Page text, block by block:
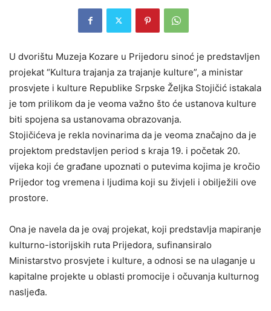
U dvorištu Muzeja Kozare u Prijedoru sinoć je predstavljen
projekat “Kultura trajanja za trajanje kulture”, a ministar
prosvjete i kulture Republike Srpske Željka Stojičić istakala
je tom prilikom da je veoma važno što će ustanova kulture
biti spojena sa ustanovama obrazovanja.
Stojičićeva je rekla novinarima da je veoma značajno da je
projektom predstavljen period s kraja 19. i početak 20.
vijeka koji će građane upoznati o putevima kojima je kročio
Prijedor tog vremena i ljudima koji su živjeli i obilježili ove
prostore.
Ona je navela da je ovaj projekat, koji predstavlja mapiranje
kulturno-istorijskih ruta Prijedora, sufinansiralo
Ministarstvo prosvjete i kulture, a odnosi se na ulaganje u
kapitalne projekte u oblasti promocije i očuvanja kulturnog
nasljeđa.